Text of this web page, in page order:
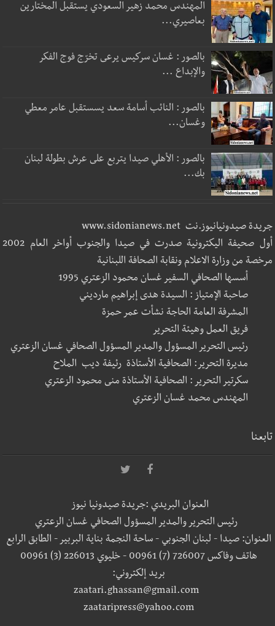
المهندس محمد زهير السعودي يستقبل المختارين
بعاصيري...
بالصور : غسان سركيس يرعى تخرّج فوج الفكر
والإبداع ...
بالصور : النائب أسامة سعد يسستقبل عامر معطي
وغسان...
بالصور : الأهلي صيدا يتربع على عرش بطولة لبنان
بك...
جريدة صيدونيانيوز.نت www.sidonianews.net
أول صحيفة اليكترونية صدرت في صيدا والجنوب أواخر العام 2002
مرخصة من وزارة الاعلام ونقابة الصحافة اللبنانية
أسسها الصحافي السفير غسان محمود الزعتري 1995
صاحبة الإمتياز : السيدة هدى إبراهيم مارديني
المشرفة العامة الحاجة نشأت عمر حمزة
فريق العمل وهيئة التحرير
رئيس التحرير المسؤول والمدير المسؤول الصحافي غسان الزعتري
مديرة التحرير: الصحافية الأستاذة رئيفة ديب الملاح
سكرتير التحرير : الصحافية الأستاذة منى محمود الزعتري
المهندس محمد غسان الزعتري
تابعنا
العنوان البريدي :جريدة صيدونيا نيوز
رئيس التحرير والمدير المسؤول الصحافي غسان الزعتري
العنوان: صيدا - لبنان الجنوبي - ساحة النجمة بناية البربير - الطابق الرابع
هاتف وفاكس 726007 (7) 00961 - خليوي 226013 (3) 00961
بريد إلكتروني:
zaatari.ghassan@gmail.com
zaataripress@yahoo.com